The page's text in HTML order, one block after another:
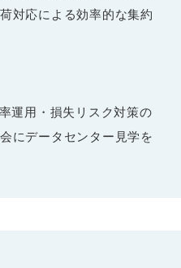
対応による効率的な集約
運用・損失リスク対策の
にデータセンター見学を